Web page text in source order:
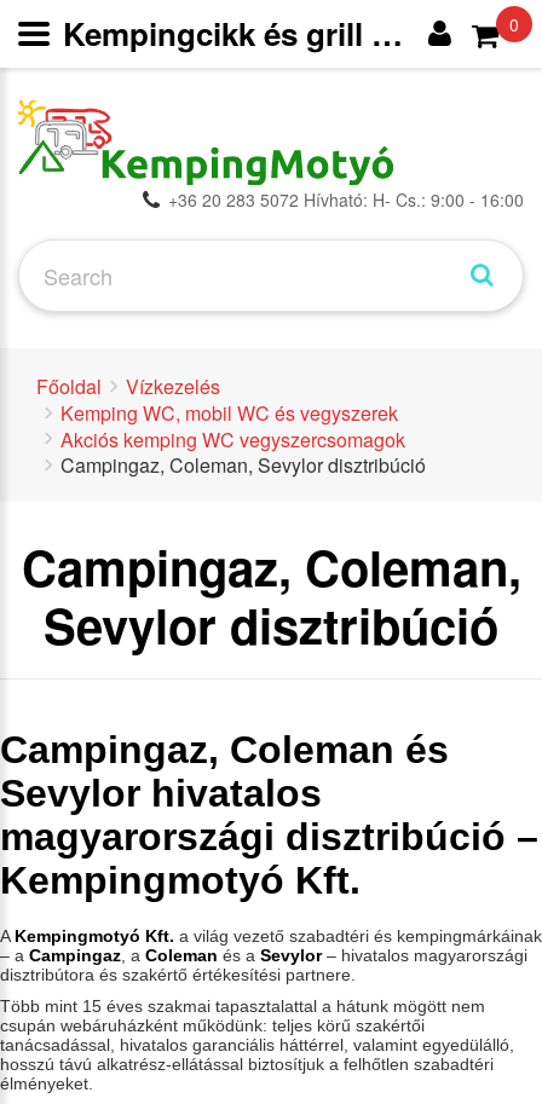
+36 20 283 5072 Hívható: H- Cs.: 9:00 - 16:00
0
Főoldal
Vízkezelés
Kemping WC, mobil WC és vegyszerek
Akciós kemping WC vegyszercsomagok
Campingaz, Coleman, Sevylor disztribúció
Campingaz, Coleman,
Sevylor disztribúció
Campingaz, Coleman és
Sevylor hivatalos
magyarországi disztribúció –
Kempingmotyó Kft.
AKempingmotyó Kft. a világ vezető szabadtéri és kempingmárkáinak
– a Campingaz, a Coleman és a Sevylor– hivatalos magyarországi
disztribútora és szakértő értékesítési partnere.
Több mint 15 éves szakmai tapasztalattal a hátunk mögött nem
csupán webáruházként működünk: teljes körű szakértői
tanácsadással, hivatalos garanciális háttérrel, valamint egyedülálló,
hosszú távú alkatrész-ellátással biztosítjuk a felhőtlen szabadtéri
élményeket.
Kempingcikk és grill webáruház